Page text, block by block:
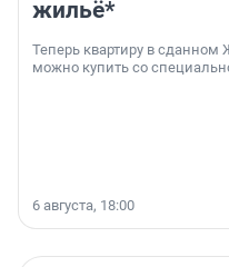
жильё*
Теперь квартиру в сданном
можно купить со
6 августа, 18:00